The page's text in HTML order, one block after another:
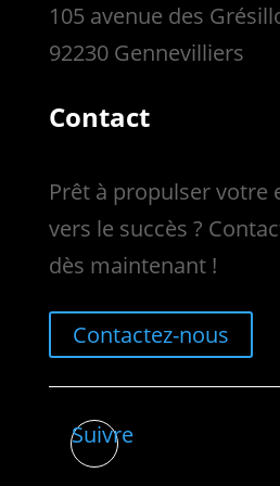
105 avenue des
92230 Gennevilliers
Contact
Prêt à propulser votre
vers le succès ?
dès maintenant !
Contactez-nous
Suivre